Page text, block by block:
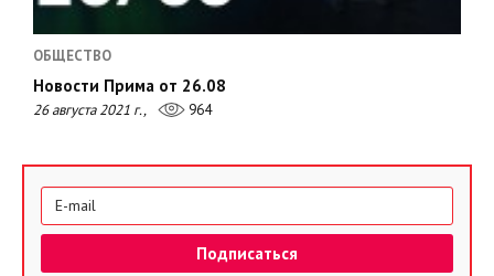
ОБЩЕСТВО
Новости Прима от 26.08
26 августа 2021 г., 964